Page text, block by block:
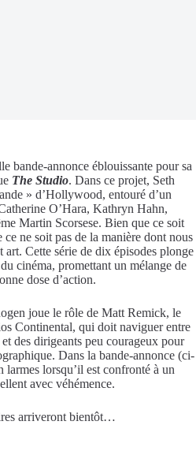
bande-annonce éblouissante pour sa
The Studio. Dans ce projet, Seth
» d’Hollywood, entouré d’un
O’Hara, Kathryn Hahn,
Martin Scorsese. Bien que ce soit
ne soit pas de la manière dont nous
art. Cette série de dix épisodes plonge
cinéma, promettant un mélange de
dose d’action.
joue le rôle de Matt Remick, le
Continental, qui doit naviguer entre
des dirigeants peu courageux pour
Dans la bande-annonce (ci-
larmes lorsqu’il est confronté à un
avec véhémence.
arriveront bientôt…